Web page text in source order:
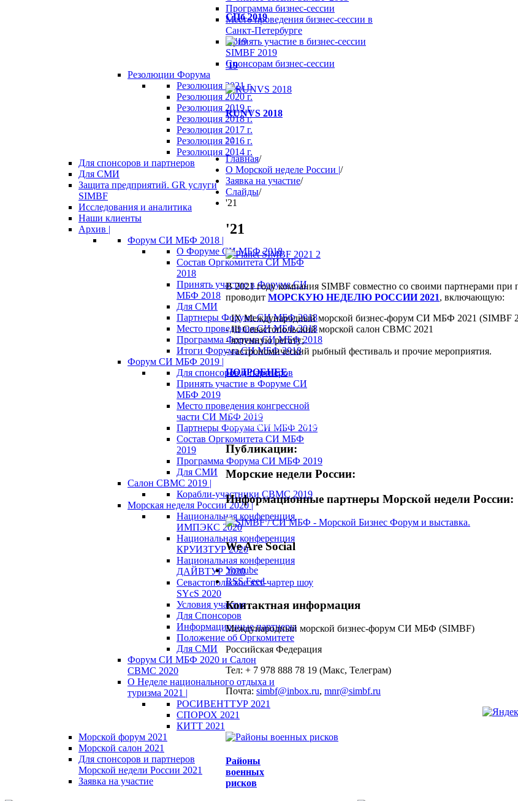
Программа бизнес-сессии
Место проведения бизнес-сессии в
Санкт-Петербурге
Принять участие в бизнес-сессии
SIMBF 2019
Спонсорам бизнес-сессии
Резолюции Форума
Резолюция 2021 г.
Резолюция 2020 г.
Резолюция 2019 г.
Резолюция 2018 г.
Резолюция 2017 г.
Резолюция 2016 г.
Резолюция 2014 г.
Для спонсоров и партнеров
Для СМИ
Защита предприятий. GR услуги
SIMBF
Исследования и аналитика
Наши клиенты
Архив |
Форум СИ МБФ 2018 |
О Форуме СИ МБФ 2018
Состав Оргкомитета СИ МБФ
2018
Принять участие в Форуме СИ
МБФ 2018
Для СМИ
Партнеры Форума СИ МБФ 2018
Место проведения СИ МБФ 2018
Программа Форума СИ МБФ 2018
Итоги Форума СИ МБФ 2018
Форум СИ МБФ 2019 |
Для спонсоров и партнеров
Принять участие в Форуме СИ
МБФ 2019
Место проведения конгрессной
части СИ МБФ 2019
Партнеры Форума СИ МБФ 2019
Состав Оргкомитета СИ МБФ
2019
Программа Форума СИ МБФ 2019
Для СМИ
Салон СВМС 2019 |
Корабли-участники СВМС 2019
Морская неделя России 2020 |
Национальная конференция
ИМПЭКС 2020
Национальная конференция
КРУИЗТУР 2020
Национальная конференция
ДАЙВТУР 2020
Севастопольское яхт-чартер шоу
SYcS 2020
Условия участия
Для Спонсоров
Информационные партнеры
Положение об Оргкомитете
Для СМИ
Форум СИ МБФ 2020 и Салон
СВМС 2020
О Неделе национального отдыха и
туризма 2021 |
РОСИВЕНТТУР 2021
СПОРОХ 2021
КИТТ 2021
Морской форум 2021
Морской салон 2021
Для спонсоров и партнеров
Морской недели России 2021
Заявка на участие
СПб 2019
'19
RUNVS 2018
‹ ›
Главная/
О Морской неделе России |/
Заявка на участие/
Слайды/
'21
'21
В 2021 году компания SIMBF совместно со своими партнерами
проводит МОРСКУЮ НЕДЕЛЮ РОССИИ 2021, включающую:
- IX Международный морской бизнес-форум СИ МБФ 2021 (SIMBF
- III Севастопольский морской салон СВМС 2021
- яхтенную регату;
- гастрономический рыбный фестиваль и прочие мероприятия.
ПОДРОБНЕЕ
Ключевые слова: SIMBF 2021. Морская неделя России 2021. IX
Севастопольский морской салон СВМС 2021.
Публикации:
Районы
военных
рисков
Морские недели России:
Информационные партнеры Морской недели России:
We Are Social
Youtube
RSS Feed
Контактная информация
Международный морской бизнес-форум СИ МБФ (SIMBF)
Российская Федерация
Тел: + 7 978 888 78 19 (Макс, Телеграм)
Почта: simbf@inbox.ru, mnr@simbf.ru